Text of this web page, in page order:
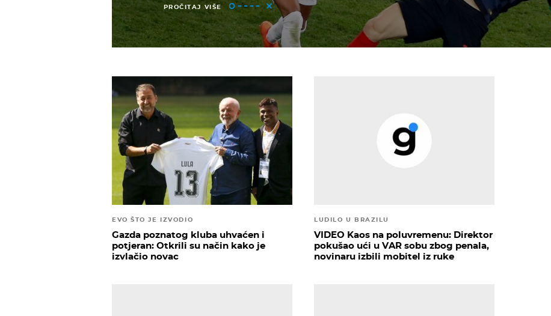
PROČITAJ VIŠE
EVO ŠTO JE IZVODIO
Gazda poznatog kluba uhvaćen i
potjeran: Otkrili su način kako je
izvlačio novac
LUDILO U BRAZILU
VIDEO Kaos na poluvremenu: Direktor
pokušao ući u VAR sobu zbog penala,
novinaru izbili mobitel iz ruke